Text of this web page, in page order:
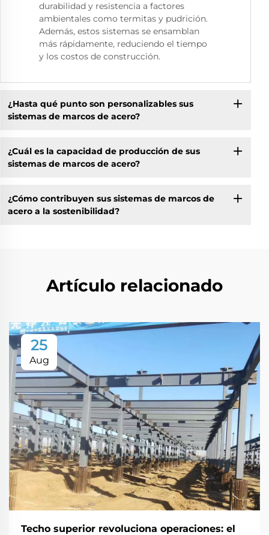
durabilidad y resistencia a factores
ambientales como termitas y pudrición.
Además, estos sistemas se ensamblan
más rápidamente, reduciendo el tiempo
y los costos de construcción.
¿Hasta qué punto son personalizables sus
sistemas de marcos de acero?
¿Cuál es la capacidad de producción de sus
sistemas de marcos de acero?
¿Cómo contribuyen sus sistemas de marcos de
acero a la sostenibilidad?
Artículo relacionado
25
Aug
Techo superior revoluciona operaciones: el